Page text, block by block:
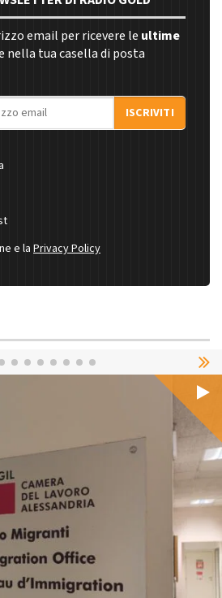
email per ricevere le ultime
tua casella di posta
ISCRIVITI
e la Privacy Policy